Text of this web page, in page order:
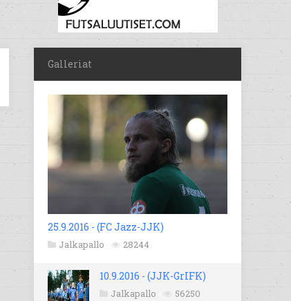
Galleriat
25.9.2016 - (FC Jazz-JJK)
Jalkapallo 28244
10.9.2016 - (JJK-GrIFK)
Jalkapallo 56250